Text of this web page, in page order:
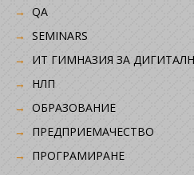
QA
SEMINARS
ИТ ГИМНАЗИЯ ЗА
НЛП
ОБРАЗОВАНИЕ
ПРЕДПРИЕМАЧЕСТВО
ПРОГРАМИРАНЕ